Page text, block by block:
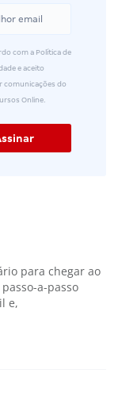
com a Política de
e aceito
comunicações do
Online.
para chegar ao
a-passo
e,